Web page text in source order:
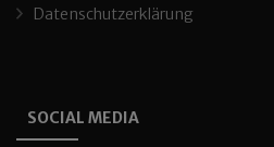
Datenschutzerklärung
SOCIAL MEDIA